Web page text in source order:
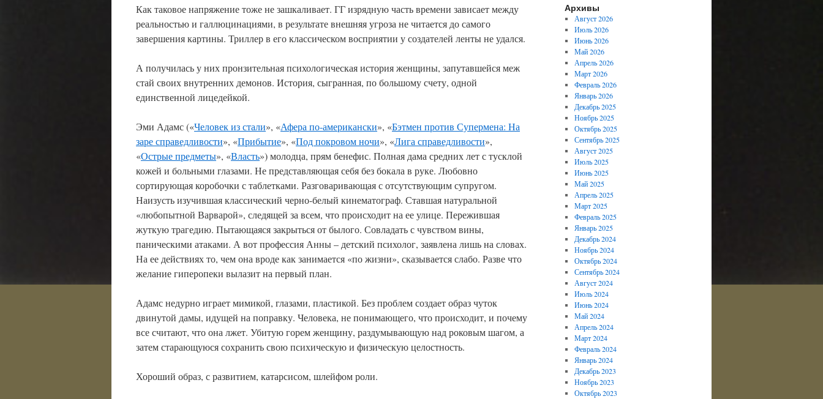
Как таковое напряжение тоже не зашкаливает. ГГ изрядную часть времени зависает между
реальностью и галлюцинациями, в результате внешняя угроза не читается до самого
завершения картины. Триллер в его классическом восприятии у создателей ленты не удался.
А получилась у них пронзительная психологическая история женщины, запутавшейся меж
стай своих внутренних демонов. История, сыгранная, по большому счету, одной
единственной лицедейкой.
Эми Адамс («Человек из стали», «Афера по-американски», «Бэтмен против Супермена: На
заре справедливости», «Прибытие», «Под покровом ночи», «Лига справедливости»,
«Острые предметы», «Власть») молодца, прям бенефис. Полная дама средних лет с тусклой
кожей и больными глазами. Не представляющая себя без бокала в руке. Любовно
сортирующая коробочки с таблетками. Разговаривающая с отсутствующим супругом.
Наизусть изучившая классический черно-белый кинематограф. Ставшая натуральной
«любопытной Варварой», следящей за всем, что происходит на ее улице. Пережившая
жуткую трагедию. Пытающаяся закрыться от былого. Совладать с чувством вины,
паническими атаками. А вот профессия Анны – детский психолог, заявлена лишь на словах.
На ее действиях то, чем она вроде как занимается «по жизни», сказывается слабо. Разве что
желание гиперопеки вылазит на первый план.
Адамс недурно играет мимикой, глазами, пластикой. Без проблем создает образ чуток
двинутой дамы, идущей на поправку. Человека, не понимающего, что происходит, и почему
все считают, что она лжет. Убитую горем женщину, раздумывающую над роковым шагом, а
затем старающуюся сохранить свою психическую и физическую целостность.
Хороший образ, с развитием, катарсисом, шлейфом роли.
Архивы
Август 2026
Июль 2026
Июнь 2026
Май 2026
Апрель 2026
Март 2026
Февраль 2026
Январь 2026
Декабрь 2025
Ноябрь 2025
Октябрь 2025
Сентябрь 2025
Август 2025
Июль 2025
Июнь 2025
Май 2025
Апрель 2025
Март 2025
Февраль 2025
Январь 2025
Декабрь 2024
Ноябрь 2024
Октябрь 2024
Сентябрь 2024
Август 2024
Июль 2024
Июнь 2024
Май 2024
Апрель 2024
Март 2024
Февраль 2024
Январь 2024
Декабрь 2023
Ноябрь 2023
Октябрь 2023